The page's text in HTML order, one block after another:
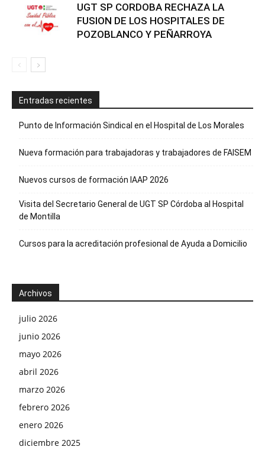
UGT SP CORDOBA RECHAZA LA
FUSION DE LOS HOSPITALES DE
POZOBLANCO Y PEÑARROYA
Entradas recientes
Punto de Información Sindical en el Hospital de Los Morales
Nueva formación para trabajadoras y trabajadores de FAISEM
Nuevos cursos de formación IAAP 2026
Visita del Secretario General de UGT SP Córdoba al Hospital
de Montilla
Cursos para la acreditación profesional de Ayuda a Domicilio
Archivos
julio 2026
junio 2026
mayo 2026
abril 2026
marzo 2026
febrero 2026
enero 2026
diciembre 2025